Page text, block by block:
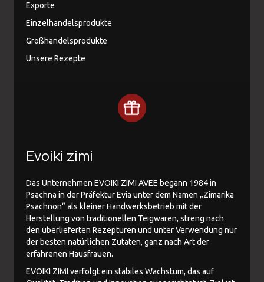
Exporte
Einzelhandelsprodukte
Großhandelsprodukte
Unsere Rezepte
Evoiki zimi
Das Unternehmen EVOIKI ZIMI AVEE begann 1984 in
Psachna in der Präfektur Evia unter dem Namen „Zimarika
Psachnon“ als kleiner Handwerksbetrieb mit der
Herstellung von traditionellen Teigwaren, streng nach
den überlieferten Rezepturen und unter Verwendung nur
der besten natürlichen Zutaten, ganz nach Art der
erfahrenen Hausfrauen.
EVOIKI ZIMI verfolgt ein stabiles Wachstum, das auf